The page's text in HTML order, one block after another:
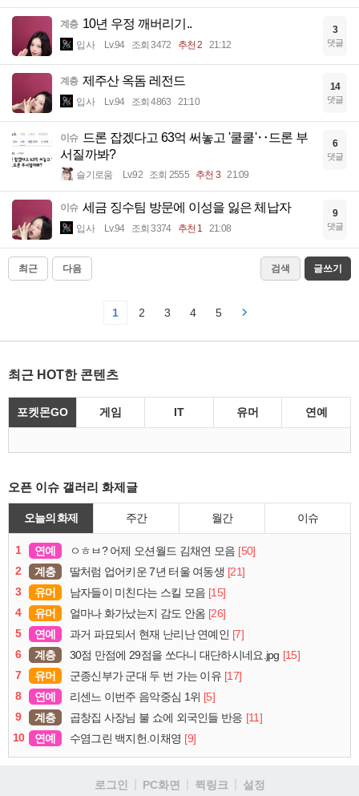
계층 10년 우정 깨버리기..
입사 Lv.94 조회 3472 추천 2 21:12
3
댓글
계층 제주산 옥돔 레전드
입사 Lv.94 조회 4863 21:10
14
댓글
이슈 드론 잡겠다고 63억 써놓고 '쿨쿨'‥드론 부
서질까봐?
슬기로움 Lv.92 조회 2555 추천 3 21:09
6
댓글
이슈 세금 징수팀 방문에 이성을 잃은 체납자
입사 Lv.94 조회 3374 추천 1 21:08
9
댓글
최근 다음 검색 글쓰기
1 2 3 4 5
최근 HOT한 콘텐츠
포켓몬GO 게임 IT 유머 연예
오픈 이슈 갤러리 화제글
오늘의 화제 주간 월간 이슈
1 연예 ㅇㅎㅂ? 어제 오션월드 김채연 모음 [50]
2
계층 딸처럼 업어키운 7년 터울 여동생 [21]
3
유머 남자들이 미친다는 스킬 모음 [15]
4
유머 얼마나 화가났는지 감도 안옴 [26]
5
연예 과거 파묘되서 현재 난리난 연예인 [7]
6
계층 30점 만점에 29점을 쏘다니 대단하시네요.jpg [15]
7
유머 군종신부가 군대 두 번 가는 이유 [17]
8
연예 리센느 이번주 음악중심 1위 [5]
9
계층 곱창집 사장님 불 쇼에 외국인들 반응 [11]
10
연예 수염그린 백지헌.이채영 [9]
로그인 PC화면 퀵링크 설정